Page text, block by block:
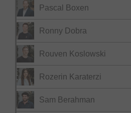
Pascal Boxen
Ronny Dobra
Rouven Koslowski
Rozerin Karaterzi
Sam Berahman